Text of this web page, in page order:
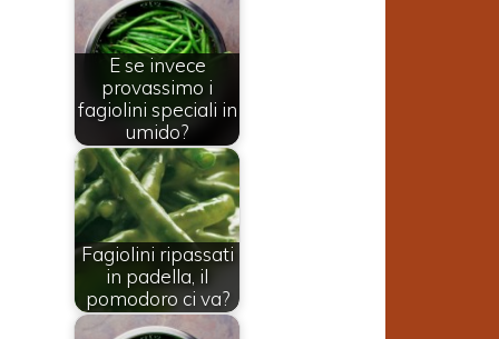
E se invece
provassimo i
fagiolini speciali in
umido?
Fagiolini ripassati
in padella, il
pomodoro ci va?